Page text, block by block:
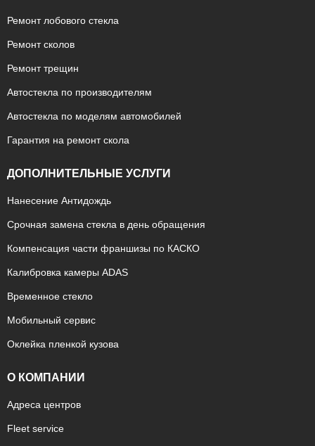
Ремонт лобового стекла
Ремонт сколов
Ремонт трещин
Автостекла по производителям
Автостекла по моделям автомобилей
Гарантия на ремонт скола
ДОПОЛНИТЕЛЬНЫЕ УСЛУГИ
Нанесение Антидождь
Срочная замена стекла в день обращения
Компенсация части франшизы по КАСКО
Калибровка камеры ADAS
Временное стекло
Мобильный сервис
Оклейка пленкой кузова
О КОМПАНИИ
Адреса центров
Fleet service